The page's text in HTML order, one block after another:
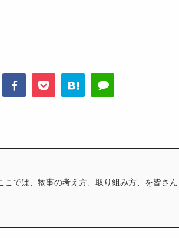
こでは、物事の考え方、取り組み方、を皆さ